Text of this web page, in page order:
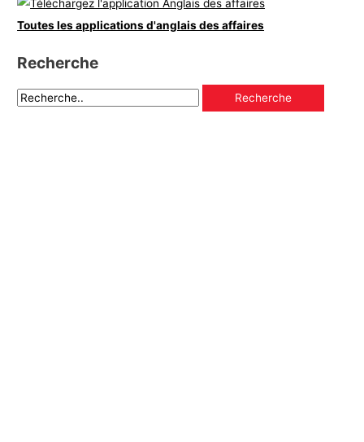
Toutes les applications d'anglais des affaires
Recherche